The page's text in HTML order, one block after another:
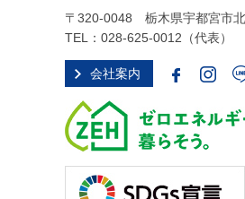
〒320-0048 栃木県宇都宮市
TEL： 028-625-0012 （代表）
会社案内